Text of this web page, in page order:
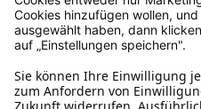
Ruf uns an